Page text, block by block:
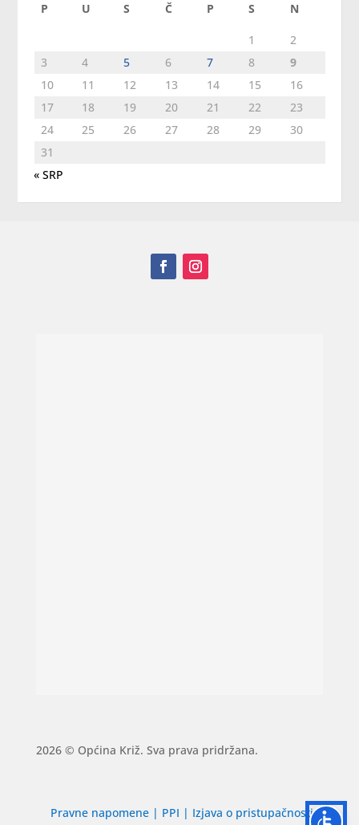
P U S Č P S N
1
2
3
4 5 6 7 8
9
10
11 12 13 14 15
16
17
18 19 20 21 22
23
24
25 26 27 28 29
30
31
« SRP
2026 © Općina Križ. Sva prava pridržana.
Pravne napomene | PPI | Izjava o pristupačnosti|